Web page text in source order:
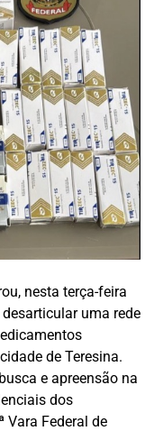
nesta terça-feira
uma rede
de Teresina.
e apreensão na
dos
Vara Federal de